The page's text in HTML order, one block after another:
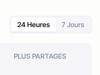
24 Heures 7 Jours
PLUS PARTAGES